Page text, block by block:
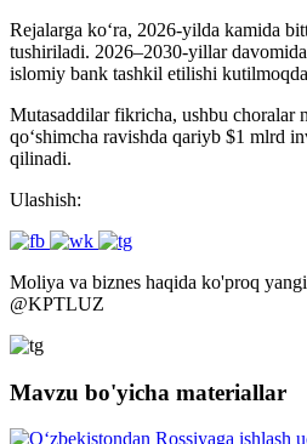
Rejalarga ko‘ra, 2026-yilda kamida
tushiriladi. 2026–2030-yillar
islomiy bank tashkil etilishi
Mutasaddilar fikricha, ushbu choralar
qo‘shimcha ravishda qariyb $1 mlrd
qilinadi.
Ulashish:
Moliya va biznes haqida ko'proq
@KPTLUZ
Mavzu bo'yicha materiallar